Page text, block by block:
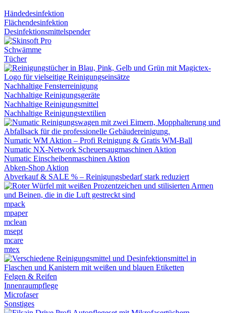
Händedesinfektion
Flächendesinfektion
Desinfektionsmittelspender
Schwämme
Tücher
Nachhaltige Fensterreinigung
Nachhaltige Reinigungsgeräte
Nachhaltige Reinigungsmittel
Nachhaltige Reinigungstextilien
Numatic WM Aktion – Profi Reinigung & Gratis WM-Ball
Numatic NX-Network Scheuersaugmaschinen Aktion
Numatic Einscheibenmaschinen Aktion
Abken-Shop Aktion
Abverkauf & SALE % – Reinigungsbedarf stark reduziert
mpack
mpaper
mclean
msept
mcare
mtex
Felgen & Reifen
Innenraumpflege
Microfaser
Sonstiges